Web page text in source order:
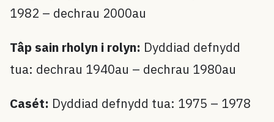
1982 – dechrau 2000au
Tâp sain rholyn i rolyn: Dyddiad defnydd
tua: dechrau 1940au – dechrau 1980au
Casét: Dyddiad defnydd tua: 1975 – 1978